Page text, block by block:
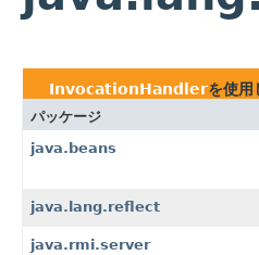
InvocationHandlerを使用
パッケージ
java.beans
java.lang.reflect
java.rmi.server